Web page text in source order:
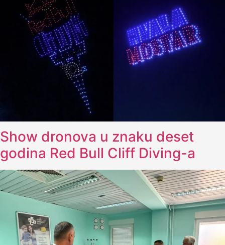
Show dronova u znaku deset
godina Red Bull Cliff Diving-a